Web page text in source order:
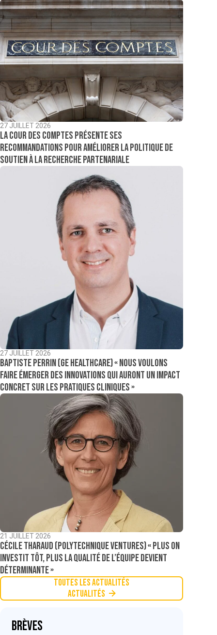
27 JUILLET 2026
La Cour des comptes présente ses
recommandations pour améliorer la politique de
soutien à la recherche partenariale
27 JUILLET 2026
Baptiste Perrin (GE Healthcare) « Nous voulons
faire émerger des innovations qui auront un impact
concret sur les pratiques cliniques »
21 JUILLET 2026
Cécile Tharaud (Polytechnique Ventures) « Plus on
investit tôt, plus la qualité de l’équipe devient
déterminante »
Toutes les actualités
Actualités
Brèves